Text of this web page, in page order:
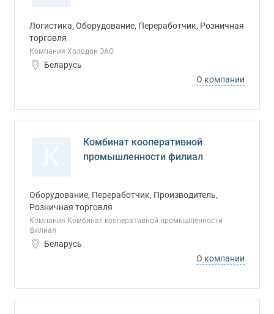
Логистика, Оборудование, Переработчик, Розничная
торговля
Компания Холодон ЗАО
Беларусь
О компании
Комбинат кооперативной
промышленности филиал
Оборудование, Переработчик, Производитель,
Розничная торговля
Компания Комбинат кооперативной промышленности
филиал
Беларусь
О компании